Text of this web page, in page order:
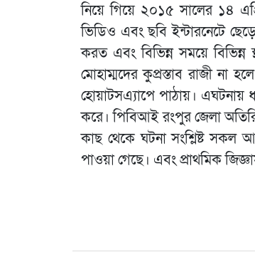
নিয়ে গিয়ে ২০১৫ সালের ১৪
ভিডিও এবং ছবি ইন্টারনেটে
করত এবং বিভিন্ন সময়ে
মোহাম্মদের কুপ্রস্তাব রাজী না
হোয়াটসএ্যাপে পাঠায়। এঘটনায়
করে। পিবিআই রংপুর জেলা
কাছ থেকে ঘটনা সংশ্লিষ্ট সকল
পাওয়া গেছে। এবং প্রাথমিক